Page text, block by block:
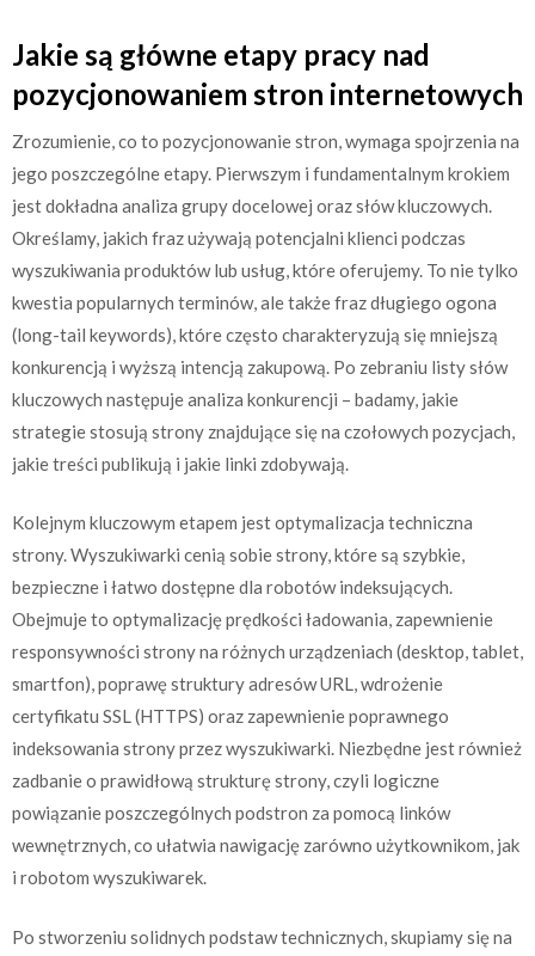
Jakie są główne etapy pracy nad
pozycjonowaniem stron internetowych
Zrozumienie, co to pozycjonowanie stron, wymaga spojrzenia na
jego poszczególne etapy. Pierwszym i fundamentalnym krokiem
jest dokładna analiza grupy docelowej oraz słów kluczowych.
Określamy, jakich fraz używają potencjalni klienci podczas
wyszukiwania produktów lub usług, które oferujemy. To nie tylko
kwestia popularnych terminów, ale także fraz długiego ogona
(long-tail keywords), które często charakteryzują się mniejszą
konkurencją i wyższą intencją zakupową. Po zebraniu listy słów
kluczowych następuje analiza konkurencji – badamy, jakie
strategie stosują strony znajdujące się na czołowych pozycjach,
jakie treści publikują i jakie linki zdobywają.
Kolejnym kluczowym etapem jest optymalizacja techniczna
strony. Wyszukiwarki cenią sobie strony, które są szybkie,
bezpieczne i łatwo dostępne dla robotów indeksujących.
Obejmuje to optymalizację prędkości ładowania, zapewnienie
responsywności strony na różnych urządzeniach (desktop, tablet,
smartfon), poprawę struktury adresów URL, wdrożenie
certyfikatu SSL (HTTPS) oraz zapewnienie poprawnego
indeksowania strony przez wyszukiwarki. Niezbędne jest również
zadbanie o prawidłową strukturę strony, czyli logiczne
powiązanie poszczególnych podstron za pomocą linków
wewnętrznych, co ułatwia nawigację zarówno użytkownikom, jak
i robotom wyszukiwarek.
Po stworzeniu solidnych podstaw technicznych, skupiamy się na